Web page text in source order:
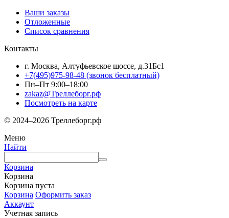
Ваши заказы
Отложенные
Список сравнения
Контакты
г. Москва, Алтуфьевское шоссе, д.31Бс1
+7(495)975-98-48 (звонок бесплатный)
Пн–Пт 9:00–18:00
zakaz@Треллеборг.рф
Посмотреть на карте
© 2024–2026 Треллеборг.рф
Меню
Найти
Корзина
Корзина
Корзина пуста
Корзина Оформить заказ
Аккаунт
Учетная запись